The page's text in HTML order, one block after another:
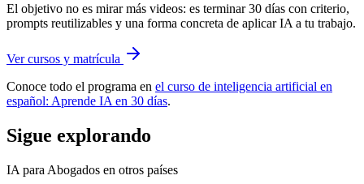
El objetivo no es mirar más videos: es terminar 30 días con criterio,
prompts reutilizables y una forma concreta de aplicar IA a tu trabajo.
Ver cursos y matrícula
Conoce todo el programa en el curso de inteligencia artificial en
español: Aprende IA en 30 días.
Sigue explorando
IA para Abogados en otros países